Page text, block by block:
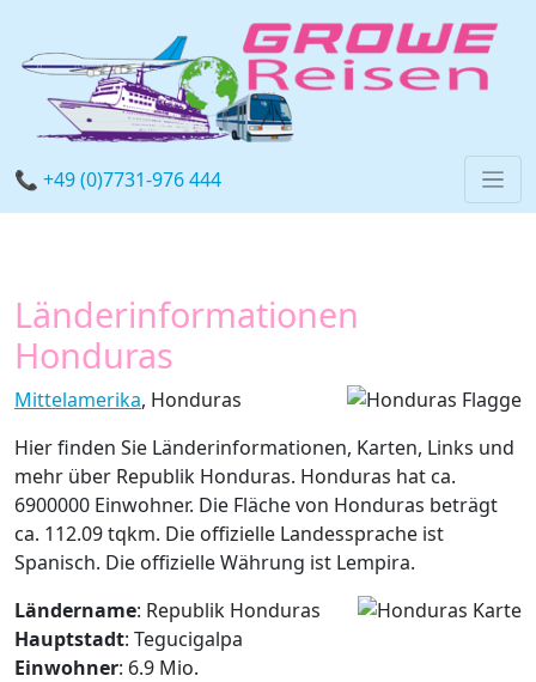
📞 +49 (0)7731-976 444
Länderinformationen
Honduras
Mittelamerika, Honduras
Hier finden Sie Länderinformationen, Karten, Links und
mehr über Republik Honduras. Honduras hat ca.
6900000 Einwohner. Die Fläche von Honduras beträgt
ca. 112.09 tqkm. Die offizielle Landessprache ist
Spanisch. Die offizielle Währung ist Lempira.
Ländername: Republik Honduras
Hauptstadt: Tegucigalpa
Einwohner: 6.9 Mio.